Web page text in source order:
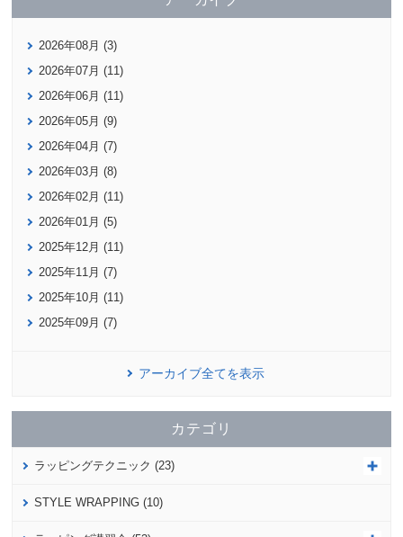
2026年08月 (3)
2026年07月 (11)
2026年06月 (11)
2026年05月 (9)
2026年04月 (7)
2026年03月 (8)
2026年02月 (11)
2026年01月 (5)
2025年12月 (11)
2025年11月 (7)
2025年10月 (11)
2025年09月 (7)
アーカイブ全てを表示
カテゴリ
ラッピングテクニック (23)
STYLE WRAPPING (10)